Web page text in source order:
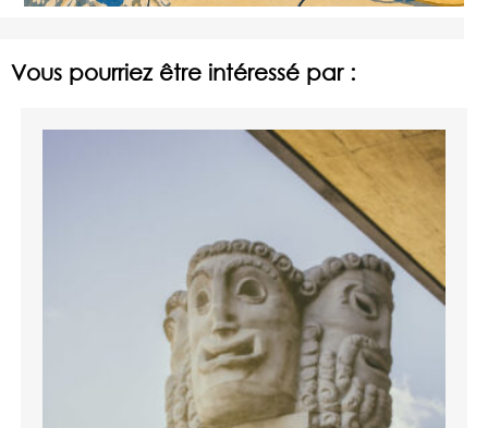
Vous pourriez être intéressé par :